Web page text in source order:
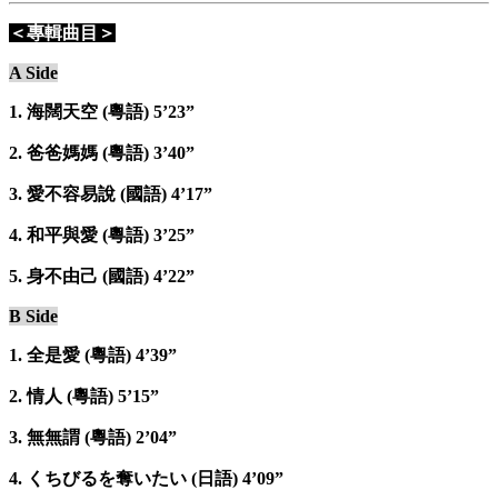
＜專輯曲目＞
A Side
1. 海闊天空 (粵語) 5’23”
2. 爸爸媽媽 (粵語) 3’40”
3. 愛不容易說 (國語) 4’17”
4. 和平與愛 (粵語) 3’25”
5. 身不由己 (國語) 4’22”
B Side
1. 全是愛 (粵語) 4’39”
2. 情人 (粵語) 5’15”
3. 無無謂 (粵語) 2’04”
4. くちびるを奪いたい (日語) 4’09”